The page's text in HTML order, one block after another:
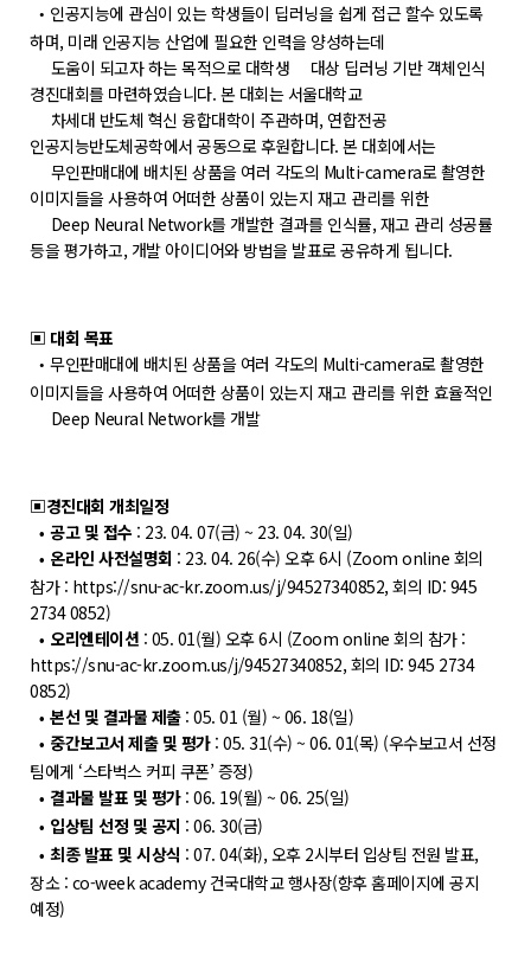
경진대회
POLARIS LOC
POLARIS LOS
경진대회
TCAT
개회사
지난 SIF 보기
공지사항
News
Q&A
POLAR GATE
• 인공지능에 관심이 있는 학생들이 딥러닝을 쉽게 접근 할수 있도록
하며, 미래 인공지능 산업에 필요한 인력을 양성하는데
도움이 되고자 하는 목적으로 대학생 대상 딥러닝 기반 객체인식
경진대회를 마련하였습니다. 본 대회는 서울대학교
차세대 반도체 혁신 융합대학이 주관하며, 연합전공
인공지능반도체공학에서 공동으로 후원합니다. 본 대회에서는
무인판매대에 배치된 상품을 여러 각도의 Multi-camera로 촬영한
이미지들을 사용하여 어떠한 상품이 있는지 재고 관리를 위한
Deep Neural Network를 개발한 결과를 인식률, 재고 관리 성공률
등을 평가하고, 개발 아이디어와 방법을 발표로 공유하게 됩니다.
▣ 대회 목표
• 무인판매대에 배치된 상품을 여러 각도의 Multi-camera로 촬영한
이미지들을 사용하여 어떠한 상품이 있는지 재고 관리를 위한 효율적인
Deep Neural Network를 개발
▣경진대회 개최일정
• 공고 및 접수 : 23. 04. 07(금) ~ 23. 04. 30(일)
• 온라인 사전설명회 : 23. 04. 26(수) 오후 6시 (Zoom online 회의
참가 : https://snu-ac-kr.zoom.us/j/94527340852, 회의 ID: 945
2734 0852)
• 오리엔테이션 : 05. 01(월) 오후 6시 (Zoom online 회의 참가 :
https://snu-ac-kr.zoom.us/j/94527340852, 회의 ID: 945 2734
0852)
• 본선 및 결과물 제출: 05. 01 (월) ~ 06. 18(일)
• 중간보고서 제출 및 평가: 05. 31(수) ~ 06. 01(목) (우수보고서 선정
팀에게 ‘스타벅스 커피 쿠폰’ 증정)
• 결과물 발표 및 평가: 06. 19(월) ~ 06. 25(일)
• 입상팀 선정 및 공지 : 06. 30(금)
• 최종 발표 및 시상식 : 07. 04(화), 오후 2시부터 입상팀 전원 발표,
장소 : co-week academy 건국대학교 행사장(향후 홈페이지에 공지
예정)